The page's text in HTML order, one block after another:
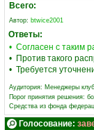
Всего:
Автор: btwice2001
Ответы:
• Согласен с таким
• Против такого
• Требуется
Аудитория: Менеджеры
Порог принятия решения:
Средства из фонда
Голосование: